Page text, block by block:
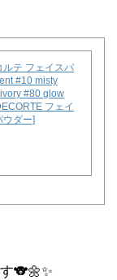
ルテ フェイスパ
#10 misty
#80 glow
フェイ
ウダー]
🐨🌼✨